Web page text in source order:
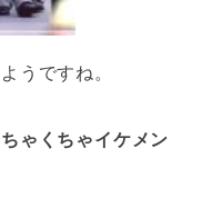
うですね。
ゃくちゃイケメン